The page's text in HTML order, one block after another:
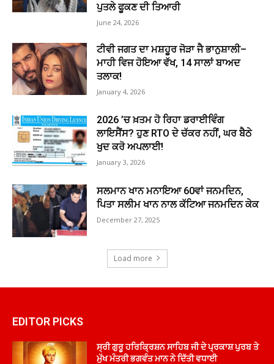
ਪੁਤਲੇ ਫੂਕਣ ਦੀ ਤਿਆਰੀ
June 24, 2026
ਟੀਵੀ ਜਗਤ ਦਾ ਮਸ਼ਹੂਰ ਜੋੜਾ ਜੈ ਭਾਨੁਸ਼ਾਲੀ–
ਮਾਹੀ ਵਿਜ ਹੋਇਆ ਵੱਖ, 14 ਸਾਲਾਂ ਬਾਅਦ
ਤਲਾਕ!
January 4, 2026
2026 ’ਚ ਖ਼ਤਮ ਹੋ ਰਿਹਾ ਡਰਾਈਵਿੰਗ
ਲਾਇਸੈਂਸ? ਹੁਣ RTO ਦੇ ਚੱਕਰ ਨਹੀਂ, ਘਰ ਬੈਠੇ
ਖੁਦ ਕਰੋ ਅਪਲਾਈ!
January 3, 2026
ਸਲਮਾਨ ਖਾਨ ਮਨਾਇਆ 60ਵਾਂ ਜਨਮਦਿਨ,
ਪਿਤਾ ਸਲੀਮ ਖਾਨ ਨਾਲ ਕੱਟਿਆ ਜਨਮਦਿਨ ਕੇਕ
December 27, 2025
Load more
EDITOR PICKS
ਸ੍ਰੀ ਗੁਰੂ ਹਰਿਕ੍ਰਿਸ਼ਨ ਸਾਹਿਬ ਜੀ ਦੇ ਪ੍ਰਕਾਸ਼ ਪੁਰਬ ਤੇ
ਮੁੱਖ ਮੰਤਰੀ ਭਗਵੰਤ ਮਾਨ ਨੇ ਦਿੱਤੀ ਵਧਾਈ